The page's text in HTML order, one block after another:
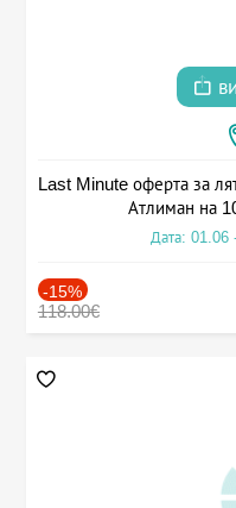
Last Minute оферта за
Атлиман на
Дата:
-15%
118.00€